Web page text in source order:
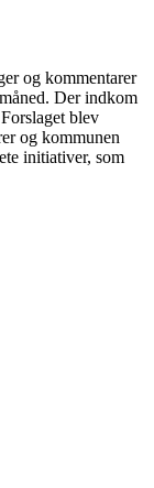
og kommentarer
Der indkom
blev
og kommunen
initiativer, som